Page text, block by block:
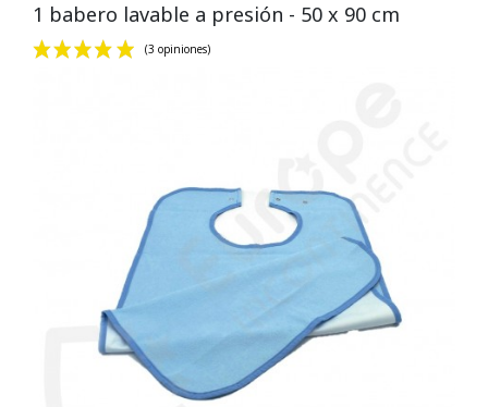
1 babero lavable a presión - 50 x 90 cm